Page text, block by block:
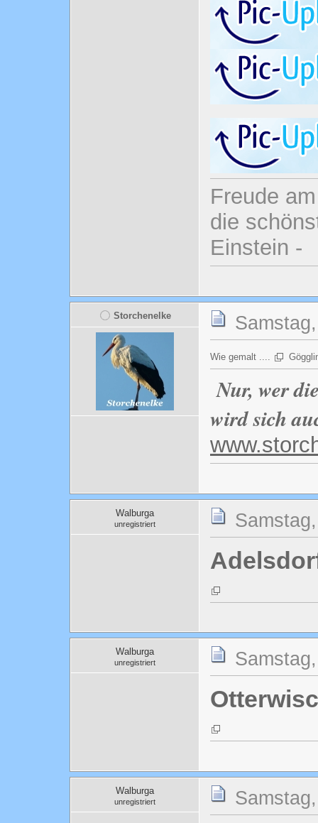
Freude
die
Einstein -
Storchenelke
Wie gemalt ....
Nur, wer
wird sich
Walburga
unregistriert
Walburga
unregistriert
Walburga
unregistriert